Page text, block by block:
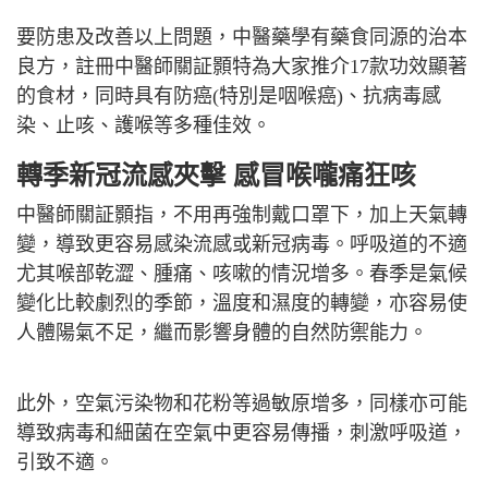
要防患及改善以上問題，中醫藥學有藥食同源的治本
良方，註冊中醫師關証顥特為大家推介17款功效顯著
的食材，同時具有防癌(特別是咽喉癌) 、抗病毒感
染、止咳、護喉等多種佳效。
轉季新冠流感夾擊 感冒喉嚨痛狂咳
中醫師關証顥指，不用再強制戴口罩下，加上天氣轉
變，導致更容易感染流感或新冠病毒。呼吸道的不適
尤其喉部乾澀、腫痛、咳嗽的情況增多。春季是氣候
變化比較劇烈的季節，溫度和濕度的轉變，亦容易使
人體陽氣不足，繼而影響身體的自然防禦能力。
此外，空氣污染物和花粉等過敏原增多，同樣亦可能
導致病毒和細菌在空氣中更容易傳播，刺激呼吸道，
引致不適。